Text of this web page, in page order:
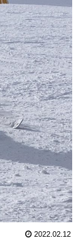
2022.02.12